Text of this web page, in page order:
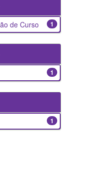
1
de Curso
1
1